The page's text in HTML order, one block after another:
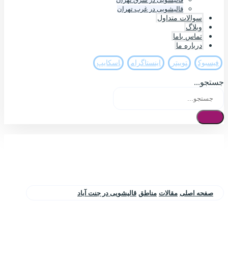
قالیشویی در غرب تهران
سوالات متداول
وبلاگ
تماس باما
درباره ما
فيسبوک تويیتر اینستاگرام اسکایپ
جستجو...
صفحه اصلی مقالات مناطق قالیشویی در جنت آباد